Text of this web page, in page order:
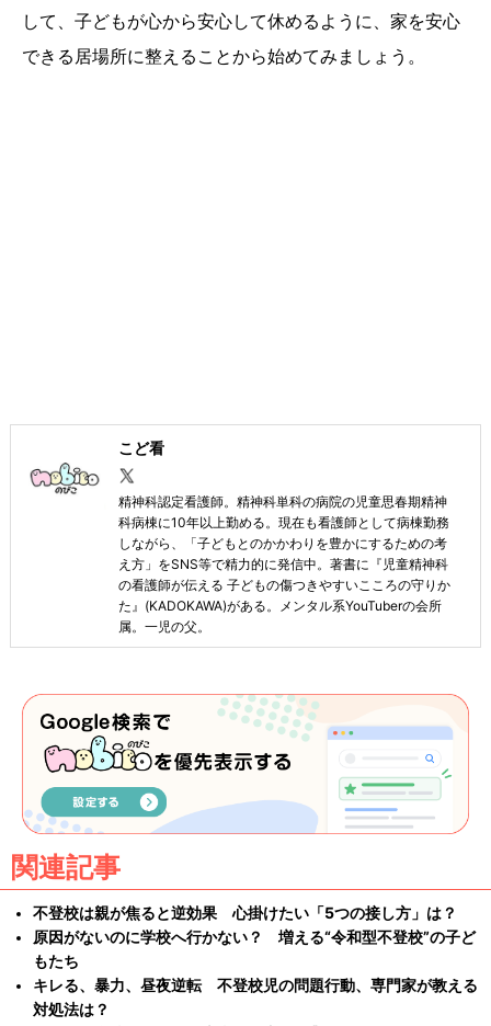
して、子どもが心から安心して休めるように、家を安心
できる居場所に整えることから始めてみましょう。
こど看
精神科認定看護師。精神科単科の病院の児童思春期精神
科病棟に10年以上勤める。現在も看護師として病棟勤務
しながら、「子どもとのかかわりを豊かにするための考
え方」をSNS等で精力的に発信中。著書に『児童精神科
の看護師が伝える 子どもの傷つきやすいこころの守りか
た』(KADOKAWA)がある。メンタル系YouTuberの会所
属。一児の父。
関連記事
不登校は親が焦ると逆効果 心掛けたい「5つの接し方」は？
原因がないのに学校へ行かない？ 増える“令和型不登校”の子ど
もたち
キレる、暴力、昼夜逆転 不登校児の問題行動、専門家が教える
対処法は？